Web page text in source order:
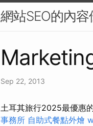
網站SEO的內
Sep 22, 2013
土耳其旅行2025最優惠
事務所 自助式餐點外燴